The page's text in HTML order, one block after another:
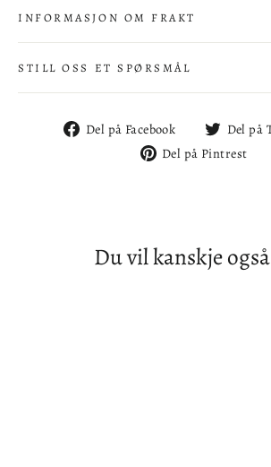
INFORMASJON OM FRAKT
STILL OSS ET SPØRSMÅL
Del på Facebook
Del
på
Del på
Del på Pintrest
Du vil kanskje